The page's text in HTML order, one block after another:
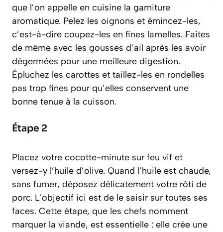
que l’on appelle en cuisine la garniture
aromatique. Pelez les oignons et émincez-les,
c’est-à-dire coupez-les en fines lamelles. Faites
de même avec les gousses d’ail après les avoir
dégermées pour une meilleure digestion.
Épluchez les carottes et taillez-les en rondelles
pas trop fines pour qu’elles conservent une
bonne tenue à la cuisson.
Étape 2
Placez votre cocotte-minute sur feu vif et
versez-y l’huile d’olive. Quand l’huile est chaude,
sans fumer, déposez délicatement votre rôti de
porc. L’objectif ici est de le saisir sur toutes ses
faces. Cette étape, que les chefs nomment
marquer la viande, est essentielle : elle crée une